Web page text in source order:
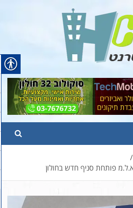
פותחת סניף חדש בחולון